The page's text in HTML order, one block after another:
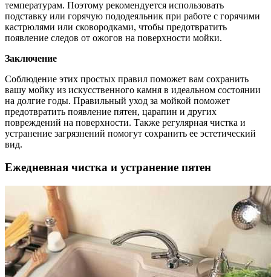
температурам. Поэтому рекомендуется использовать
подставку или горячую пододеяльник при работе с горячими
кастрюлями или сковородками, чтобы предотвратить
появление следов от ожогов на поверхности мойки.
Заключение
Соблюдение этих простых правил поможет вам сохранить
вашу мойку из искусственного камня в идеальном состоянии
на долгие годы. Правильный уход за мойкой поможет
предотвратить появление пятен, царапин и других
повреждений на поверхности. Также регулярная чистка и
устранение загрязнений помогут сохранить ее эстетический
вид.
Ежедневная чистка и устранение пятен